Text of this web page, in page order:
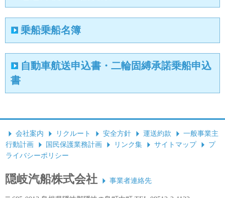
乗船乗船名簿
自動車航送申込書・二輪固縛承諾乗船申込
書
会社案内 リクルート 安全方針 運送約款
一般事業主
行動計画
国民保護業務計画 リンク集 サイトマップ
プ
ライバシーポリシー
隠岐汽船株式会社 事業者連絡先